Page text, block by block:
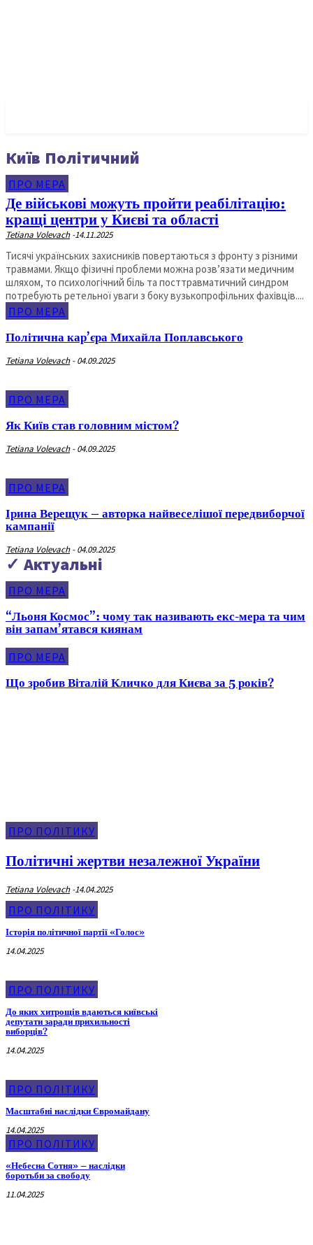
Київ Політичний
ПРО МЕРА
Де військові можуть пройти реабілітацію:
кращі центри у Києві та області
Tetiana Volevach -14.11.2025
Тисячі українських захисників повертаються з фронту з різними
травмами. Якщо фізичні проблеми можна розв’язати медичним
шляхом, то психологічний біль та посттравматичний синдром
потребують ретельної уваги з боку вузькопрофільних фахівців....
ПРО МЕРА
Політична кар’єра Михайла Поплавського
Tetiana Volevach - 04.09.2025
ПРО МЕРА
Як Київ став головним містом?
Tetiana Volevach - 04.09.2025
ПРО МЕРА
Ірина Верещук – авторка найвеселішої передвиборчої
кампанії
Tetiana Volevach - 04.09.2025
✓ Актуальні
ПРО МЕРА
“Льоня Космос”: чому так називають екс-мера та чим
він запам’ятався киянам
ПРО МЕРА
Що зробив Віталій Кличко для Києва за 5 років?
ПРО ПОЛІТИКУ
Політичні жертви незалежної України
Tetiana Volevach -14.04.2025
ПРО ПОЛІТИКУ
Історія політичної партії «Голос»
14.04.2025
ПРО ПОЛІТИКУ
До яких хитрощів вдаються київські
депутати заради прихильності
виборців?
14.04.2025
ПРО ПОЛІТИКУ
Масштабні наслідки Євромайдану
14.04.2025
ПРО ПОЛІТИКУ
«Небесна Сотня» – наслідки
боротьби за свободу
11.04.2025